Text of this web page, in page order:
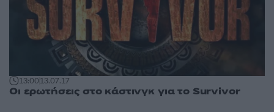
13:0013.07.17
Οι ερωτήσεις στο κάστινγκ για το Survivor